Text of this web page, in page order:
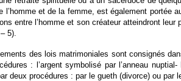
l’homme et de la femme, est également
entre l’homme et son créateur atteindront
5).
des lois matrimoniales sont consignés
: l’argent symbolisé par l’anneau
deux procédures : par le gueth (divorce) ou par